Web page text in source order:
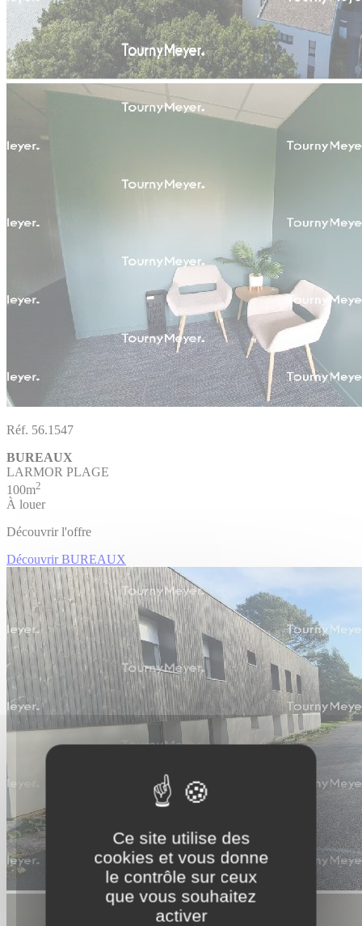
Ce site utilise des
cookies et vous donne
le contrôle sur ceux
que vous souhaitez
activer
Réf. 56.1547
BUREAUX
LARMOR PLAGE
100m2
À louer
Découvrir l'offre
Découvrir BUREAUX